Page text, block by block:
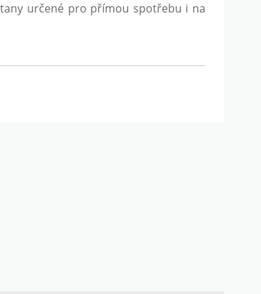
určené pro přímou spotřebu i na